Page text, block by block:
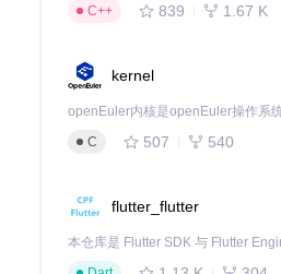
C++
839 1.67 K
kernel
C
507 540
flutter_flutter